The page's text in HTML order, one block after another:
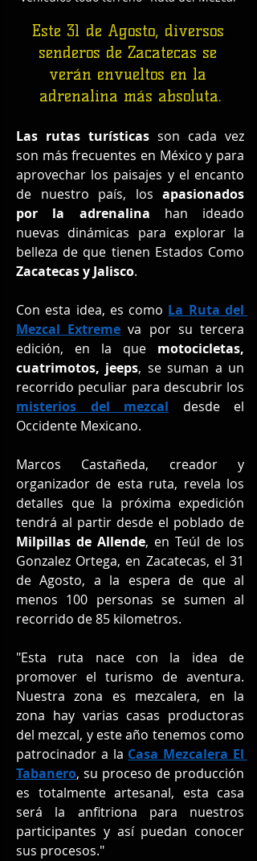
Este 31 de Agosto, diversos
senderos de Zacatecas se
verán envueltos en la
adrenalina más absoluta.
Las rutas turísticas son cada vez
son más frecuentes en México y para
aprovechar los paisajes y el encanto
de nuestro país, los apasionados
por la adrenalina han ideado
nuevas dinámicas para explorar la
Zacatecas y Jalisco.
Con esta idea, es como La Ruta del
Mezcal Extreme va por su tercera
edición, en la que motocicletas,
cuatrimotos, jeeps, se suman a un
misterios del mezcal desde el
Occidente Mexicano.
Marcos Castañeda, creador y
organizador de esta ruta, revela los
detalles que la próxima expedición
Milpillas de Allende, en Teúl de los
Gonzalez Ortega, en Zacatecas, el 31
de Agosto, a la espera de que al
menos 100 personas se sumen al
recorrido de 85 kilometros.
"Esta ruta nace con la idea de
promover el turismo de aventura.
Nuestra zona es mezcalera, en la
zona hay varias casas productoras
del mezcal, y este año tenemos como
patrocinador a la Casa Mezcalera El
Tabanero, su proceso de producción
es totalmente artesanal, esta casa
será la anfitriona para nuestros
participantes y así puedan conocer
sus procesos."